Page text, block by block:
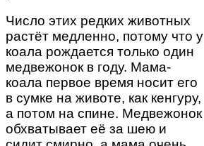
Число этих редких животных
растёт медленно, потому что у
коала рождается только один
медвежонок в году. Мама-
коала первое время носит его
в сумке на животе, как кенгуру,
а потом на спине. Медвежонок
обхватывает её за шею и